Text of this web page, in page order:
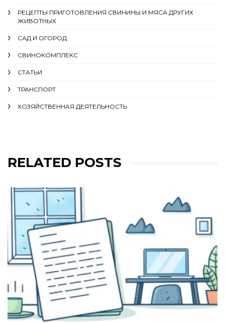
РЕЦЕПТЫ ПРИГОТОВЛЕНИЯ СВИНИНЫ И МЯСА ДРУГИХ
ЖИВОТНЫХ
САД И ОГОРОД
СВИНОКОМПЛЕКС
СТАТЬИ
ТРАНСПОРТ
ХОЗЯЙСТВЕННАЯ ДЕЯТЕЛЬНОСТЬ
RELATED POSTS